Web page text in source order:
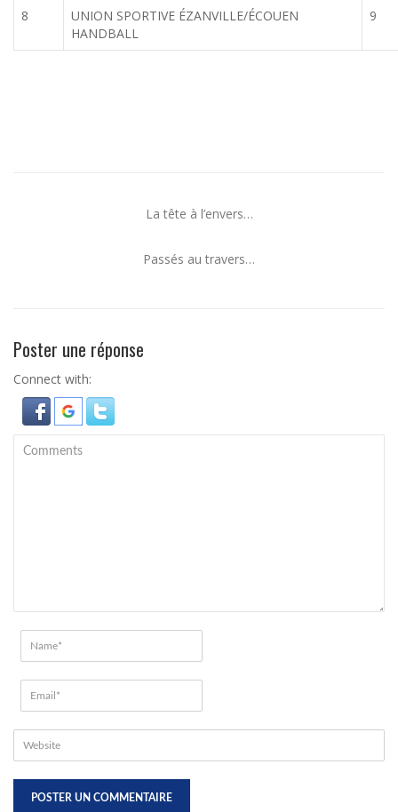
8
UNION SPORTIVE ÉZANVILLE/ÉCOUEN
HANDBALL
9
La tête à l’envers…
Passés au travers…
Poster une réponse
Connect with: